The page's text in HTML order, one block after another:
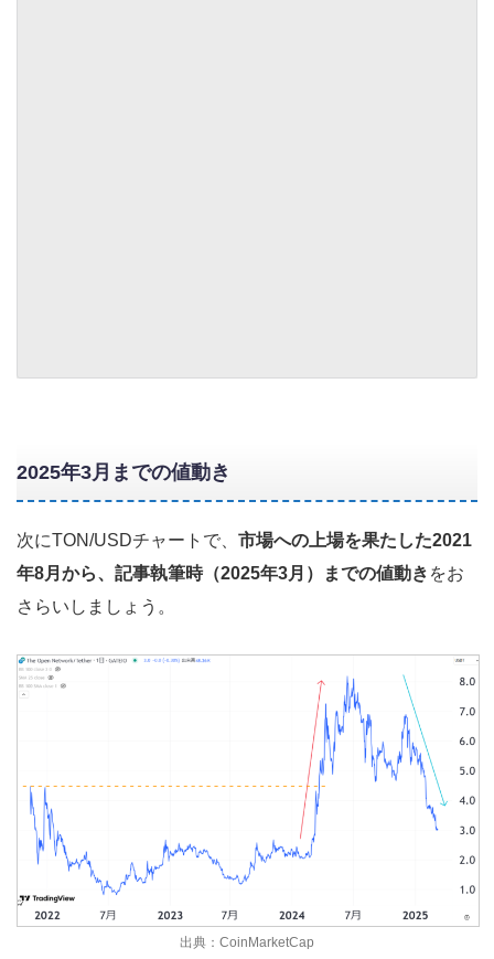
2025年3月までの値動き
次にTON/USDチャートで、 市場への上場を果たした2021
年8月から、記事執筆時（2025年3月）までの値動き をお
さらいしましょう。
出典：CoinMarketCap